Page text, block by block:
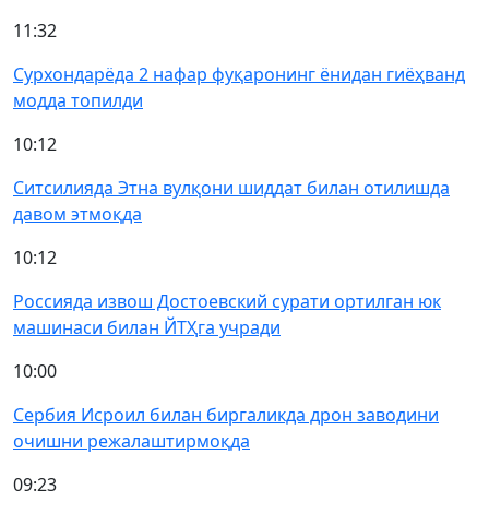
11:32
Сурхондарёда 2 нафар фуқаронинг ёнидан гиёҳванд
модда топилди
10:12
Ситсилияда Этна вулқони шиддат билан отилишда
давом этмоқда
10:12
Россияда извош Достоевский сурати ортилган юк
машинаси билан ЙТҲга учради
10:00
Сербия Исроил билан биргаликда дрон заводини
очишни режалаштирмоқда
09:23